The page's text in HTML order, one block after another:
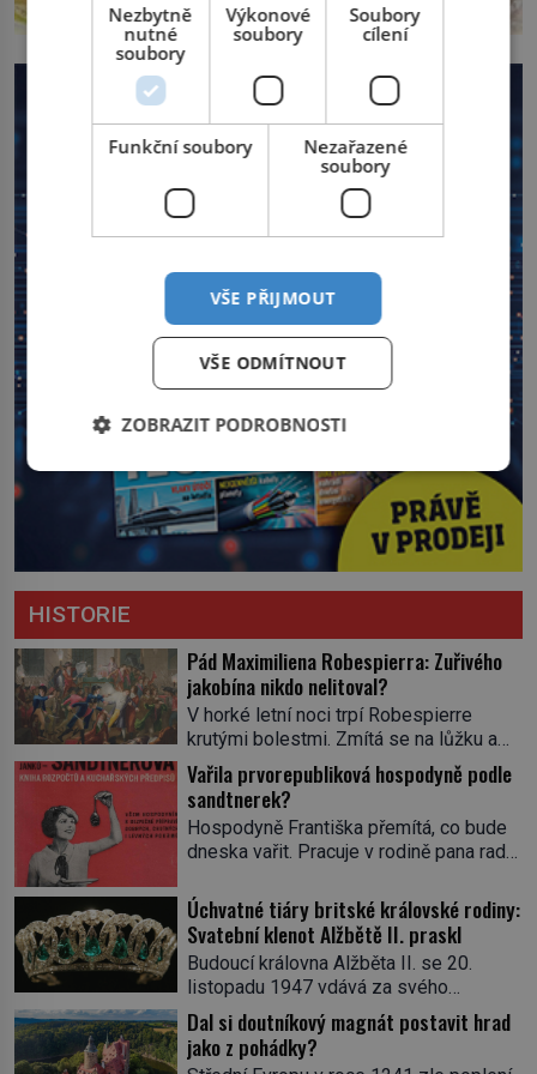
HISTORIE
Pád Maximiliena Robespierra: Zuřivého
jakobína nikdo nelitoval?
V horké letní noci trpí Robespierre
krutými bolestmi. Zmítá se na lůžku a
hlavou mu víří kolotoč myšlenek. Když
se probere z mdlob, vzpomene si na
jednu z pařížských jasnovidek, kterou
před lety navštívil. Prorokovala mu
tragický osud. Tehdy se jí vysmál.
prohlásil o něm jiný významný
francouzský revolucionář, Honoré de
Mirabeau […]
Vařila prvorepubliková hospodyně podle
sandtnerek?
Hospodyně Františka přemítá, co bude
dneska vařit. Pracuje v rodině pana rady
rychle v jedné ze „sandtnerek“.
„Zaplaťpánbůh, že už nemusíme chodit
s lístky,“ povzdechne si směrem ke
služce, kterou má v kuchyni k ruce.
Ještě v prvních letech nové republiky
fungoval kvůli nedostatku zboží
přídělový systém. […]
Úchvatné tiáry britské královské rodiny:
Svatební klenot Alžbětě II. praskl
Budoucí královna Alžběta II. se 20.
listopadu 1947 vdává za svého
vyvoleného Filipa Mountbattena. Aby
měla na obřad ve Westminsteru podle
tradice „něco vypůjčeného“, její matka jí
Dal si doutníkový magnát postavit hrad
jako z pohádky?
Nezbytně
nutné
soubory
Výkonové
soubory
Soubory
cílení
Funkční soubory
Nezařazené
soubory
VŠE PŘIJMOUT
VŠE ODMÍTNOUT
ZOBRAZIT PODROBNOSTI